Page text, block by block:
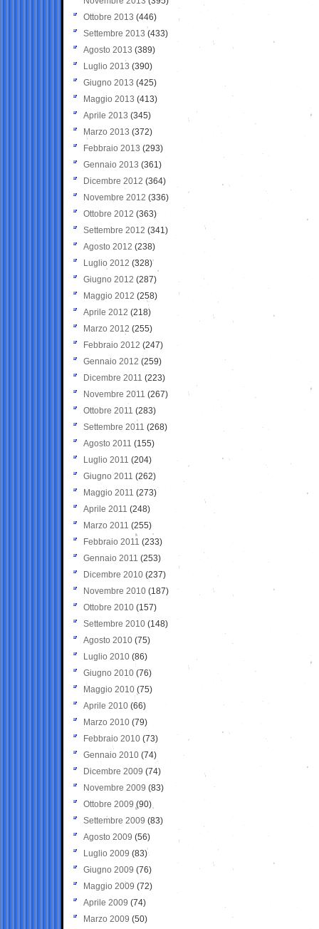
Ottobre 2013 (446)
Settembre 2013 (433)
Agosto 2013 (389)
Luglio 2013 (390)
Giugno 2013 (425)
Maggio 2013 (413)
Aprile 2013 (345)
Marzo 2013 (372)
Febbraio 2013 (293)
Gennaio 2013 (361)
Dicembre 2012 (364)
Novembre 2012 (336)
Ottobre 2012 (363)
Settembre 2012 (341)
Agosto 2012 (238)
Luglio 2012 (328)
Giugno 2012 (287)
Maggio 2012 (258)
Aprile 2012 (218)
Marzo 2012 (255)
Febbraio 2012 (247)
Gennaio 2012 (259)
Dicembre 2011 (223)
Novembre 2011 (267)
Ottobre 2011 (283)
Settembre 2011 (268)
Agosto 2011 (155)
Luglio 2011 (204)
Giugno 2011 (262)
Maggio 2011 (273)
Aprile 2011 (248)
Marzo 2011 (255)
Febbraio 2011 (233)
Gennaio 2011 (253)
Dicembre 2010 (237)
Novembre 2010 (187)
Ottobre 2010 (157)
Settembre 2010 (148)
Agosto 2010 (75)
Luglio 2010 (86)
Giugno 2010 (76)
Maggio 2010 (75)
Aprile 2010 (66)
Marzo 2010 (79)
Febbraio 2010 (73)
Gennaio 2010 (74)
Dicembre 2009 (74)
Novembre 2009 (83)
Ottobre 2009 (90)
Settembre 2009 (83)
Agosto 2009 (56)
Luglio 2009 (83)
Giugno 2009 (76)
Maggio 2009 (72)
Aprile 2009 (74)
Marzo 2009 (50)